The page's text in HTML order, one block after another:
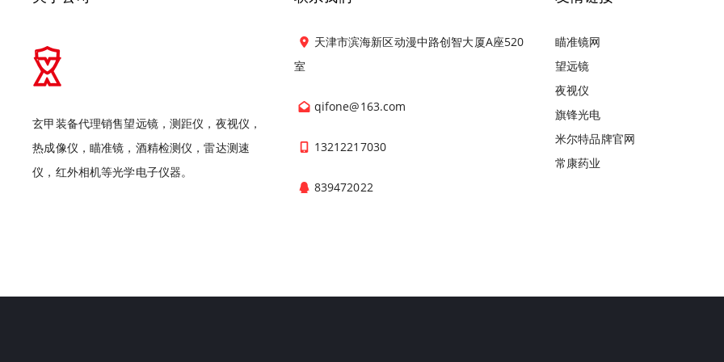
玄甲装备代理销售望远镜，测距仪，夜视仪，
热成像仪，瞄准镜，酒精检测仪，雷达测速
仪，红外相机等光学电子仪器。
天津市滨海新区动漫中路创智大厦A座520
室
qifone@163.com
13212217030
839472022
瞄准镜网
望远镜
夜视仪
旗锋光电
米尔特品牌官网
常康药业